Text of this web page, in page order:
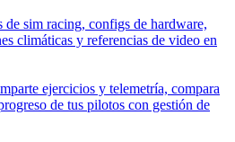
de sim racing, configs de hardware,
climáticas y referencias de video en
ejercicios y telemetría, compara
de tus pilotos con gestión de